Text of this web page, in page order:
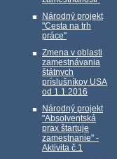
Národný projekt
"Cesta na trh
práce"
Zmena v oblasti
zamestnávania
štátnych
príslušníkov USA
od 1.1.2016
Národný projekt
"Absolventská
prax štartuje
zamestnanie" -
Aktivita č.1